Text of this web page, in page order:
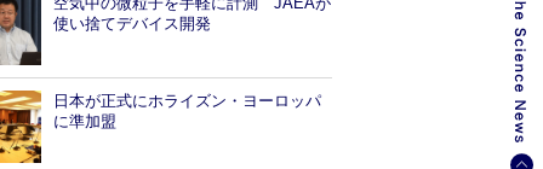
使い捨てデバイス開発
日本が正式にホライズン・ヨーロッパ
に準加盟